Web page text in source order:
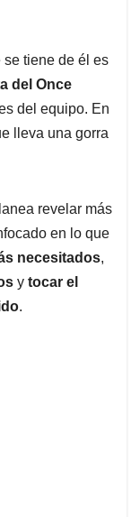
se tiene de él es
del Once
del equipo. En
lleva una gorra
revelar más
en lo que
necesitados,
y tocar el
.